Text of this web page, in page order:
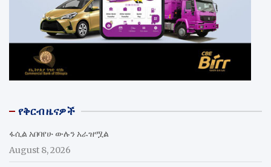
የቅርብ ዜናዎች
ፋሲል አበባየሁ ውሉን አራዝሟል
August 8, 2026